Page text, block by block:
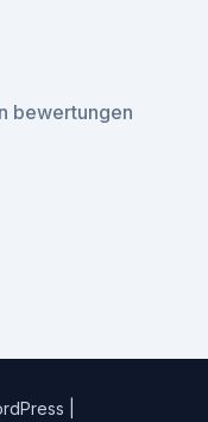
bewertungen